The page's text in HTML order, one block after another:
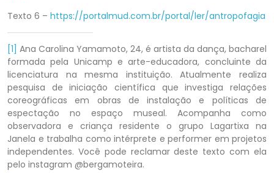
Texto 6 – https://portalmud.com.br/portal/ler/antropofagia
[1] Ana Carolina Yamamoto, 24, é artista da dança, bacharel
formada pela Unicamp e arte-educadora, concluinte da
licenciatura na mesma instituição. Atualmente realiza
pesquisa de iniciação científica que investiga relações
coreográficas em obras de instalação e políticas de
espectação no espaço museal. Acompanha como
observadora e criança residente o grupo Lagartixa na
Janela e trabalha como intérprete e performer em projetos
independentes. Você pode reclamar deste texto com ela
pelo instagram @bergamoteira.